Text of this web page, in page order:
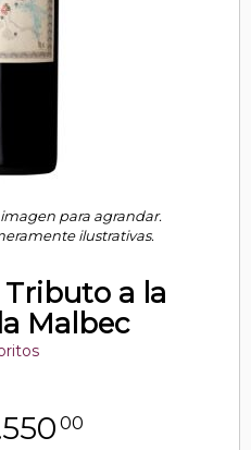
para agrandar.
ilustrativas.
Tributo a la
Malbec
00